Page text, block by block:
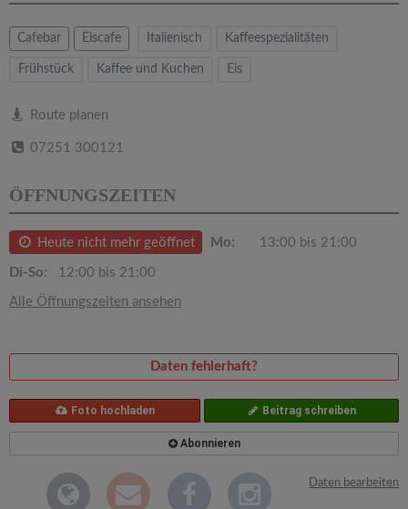
Cafebar Eiscafe Italienisch Kaffeespezialitäten
Frühstück Kaffee und Kuchen Eis
Route planen
07251 300121
ÖFFNUNGSZEITEN
Heute nicht mehr geöffnet Mo: 13:00 bis 21:00
Di-So: 12:00 bis 21:00
Alle Öffnungszeiten ansehen
Daten fehlerhaft?
Foto hochladen Beitrag schreiben
Abonnieren
Daten bearbeiten
a
v
g
a
t
i